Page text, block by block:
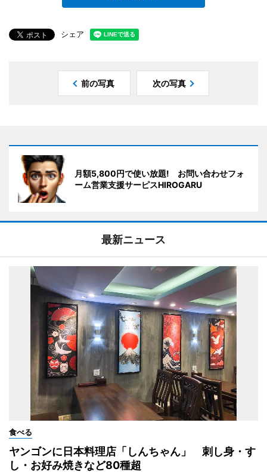
シェア
前の写真 次の写真
月額5,800円で使い放題! お問い合わせフォ
ーム営業支援サーピスHIROGARU
最新ニュース
食べる
ヤンゴンに日本料理店「しんちゃん」 刺し身・す
し・お好み焼きなど80種超